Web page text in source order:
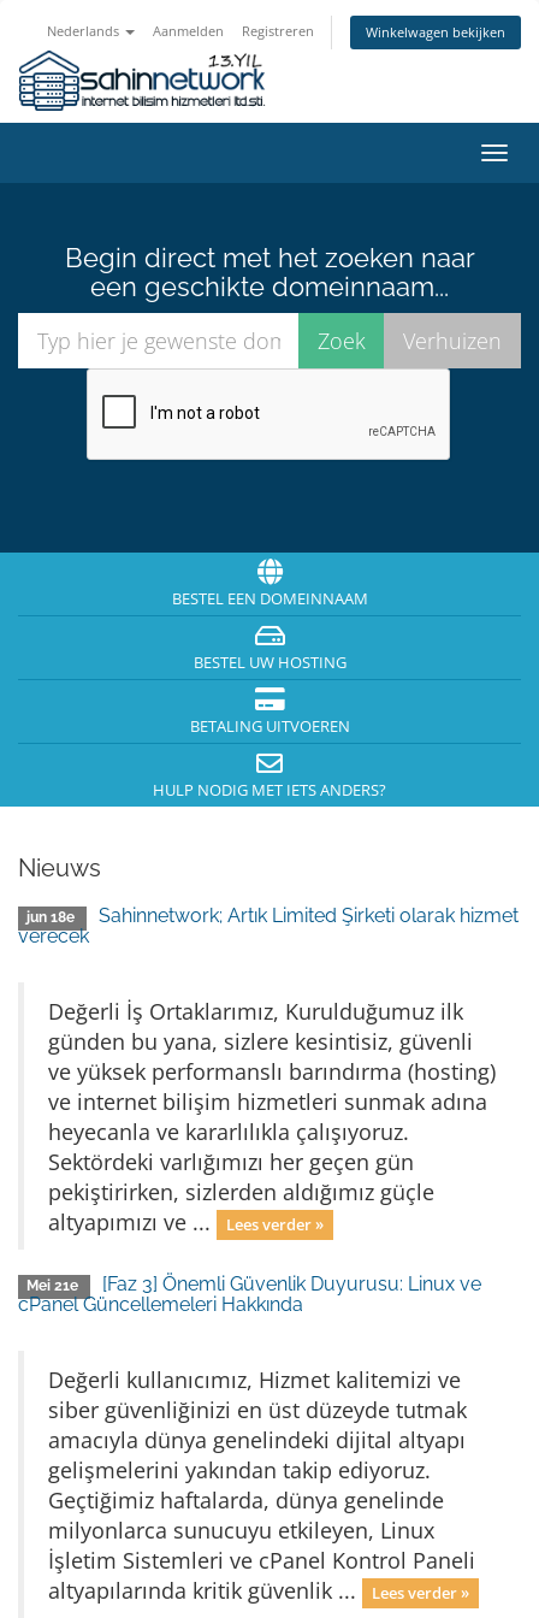
Nederlands Aanmelden Registreren Winkelwagen bekijken
in-/
Begin direct met het zoeken naar
een geschikte domeinnaam...
BESTEL EEN DOMEINNAAM
BESTEL UW HOSTING
BETALING UITVOEREN
HULP NODIG MET IETS ANDERS?
Nieuws
jun 18e
Sahinnetwork; Artık Limited Şirketi olarak hizmet
verecek
Değerli İş Ortaklarımız, Kurulduğumuz ilk
günden bu yana, sizlere kesintisiz, güvenli
ve yüksek performanslı barındırma (hosting)
ve internet bilişim hizmetleri sunmak adına
heyecanla ve kararlılıkla çalışıyoruz.
Sektördeki varlığımızı her geçen gün
pekiştirirken, sizlerden aldığımız güçle
altyapımızı ve ...
Lees verder »
Mei 21e
[Faz 3] Önemli Güvenlik Duyurusu: Linux ve
cPanel Güncellemeleri Hakkında
Değerli kullanıcımız, Hizmet kalitemizi ve
siber güvenliğinizi en üst düzeyde tutmak
amacıyla dünya genelindeki dijital altyapı
gelişmelerini yakından takip ediyoruz.
Geçtiğimiz haftalarda, dünya genelinde
milyonlarca sunucuyu etkileyen, Linux
İşletim Sistemleri ve cPanel Kontrol Paneli
altyapılarında kritik güvenlik ...
Lees verder »